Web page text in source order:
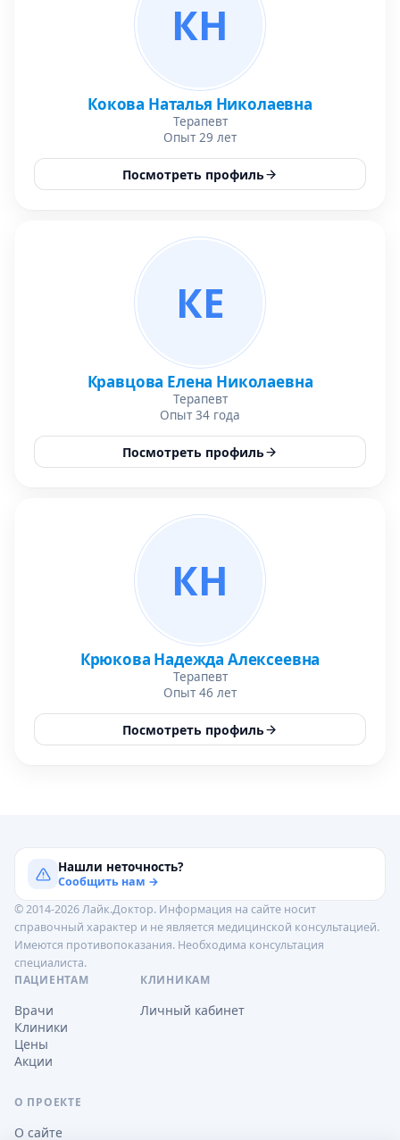
КН
Кокова Наталья Николаевна
Терапевт
Опыт 29 лет
Посмотреть профиль
КЕ
Кравцова Елена Николаевна
Терапевт
Опыт 34 года
Посмотреть профиль
КН
Крюкова Надежда Алексеевна
Терапевт
Опыт 46 лет
Посмотреть профиль
Нашли неточность?
Сообщить нам →
© 2014-2026 Лайк.Доктор. Информация на сайте носит
справочный характер и не является медицинской консультацией.
Имеются противопоказания. Необходима консультация
специалиста.
ПАЦИЕНТАМ
Врачи
Клиники
Цены
Акции
КЛИНИКАМ
Личный кабинет
О ПРОЕКТЕ
О сайте